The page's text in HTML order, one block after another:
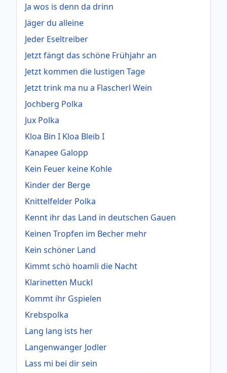
Ja wos is denn da drinn
Jäger du alleine
Jeder Eseltreiber
Jetzt fängt das schöne Frühjahr an
Jetzt kommen die lustigen Tage
Jetzt trink ma nu a Flascherl Wein
Jochberg Polka
Jux Polka
Kloa Bin I Kloa Bleib I
Kanapee Galopp
Kein Feuer keine Kohle
Kinder der Berge
Knittelfelder Polka
Kennt ihr das Land in deutschen Gauen
Keinen Tropfen im Becher mehr
Kein schöner Land
Kimmt schö hoamli die Nacht
Klarinetten Muckl
Kommt ihr Gspielen
Krebspolka
Lang lang ists her
Langenwanger Jodler
Lass mi bei dir sein